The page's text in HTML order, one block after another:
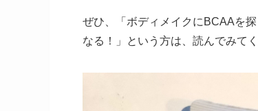
ぜひ、「ボディメイクにBCAAを
なる！」という方は、読んでみてく